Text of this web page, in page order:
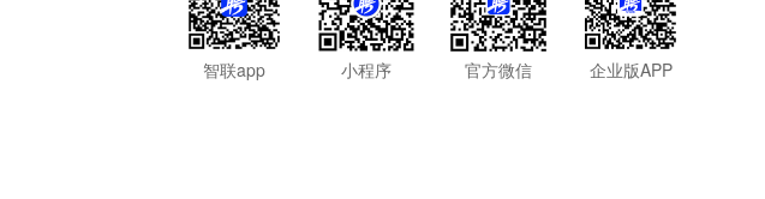
智联app 小程序 官方微信 企业版APP